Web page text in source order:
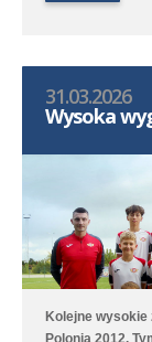
31.03.2026
Wysoka
Kolejne wysokie